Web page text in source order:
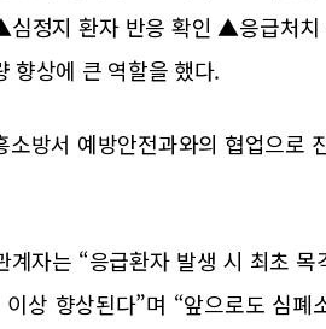
정지 환자 반응 확인 ▲응급처치
향상에 큰 역할을 했다.
소방서 예방안전과와의 협업으로
계자는 “응급환자 발생 시 최초
상 향상된다”며 “앞으로도 심